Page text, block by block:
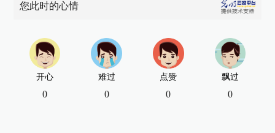
您此时的心情
开心
0
难过
0
点赞
0
飘过
0